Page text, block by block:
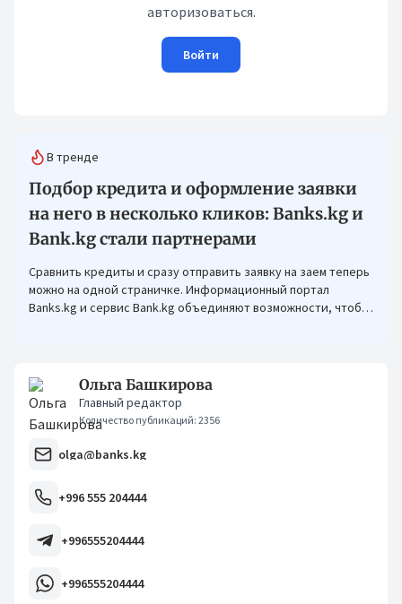
авторизоваться.
Войти
В тренде
Подбор кредита и оформление заявки
на него в несколько кликов: Banks.kg и
Bank.kg стали партнерами
Сравнить кредиты и сразу отправить заявку на заем теперь
можно на одной страничке. Информационный портал
Banks.kg и сервис Bank.kg объединяют возможности, чтобы
Ольга Башкирова
Главный редактор
Количество публикаций: 2356
olga@banks.kg
+996 555 204444
+996555204444
+996555204444